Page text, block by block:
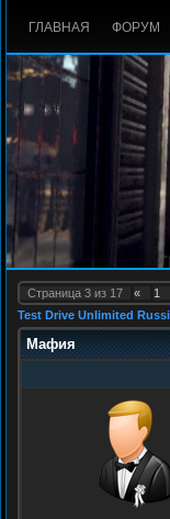
ГЛАВНАЯ ФОРУМ
Страница 3 из 17 « 1
Test Drive Unlimited
Мафия